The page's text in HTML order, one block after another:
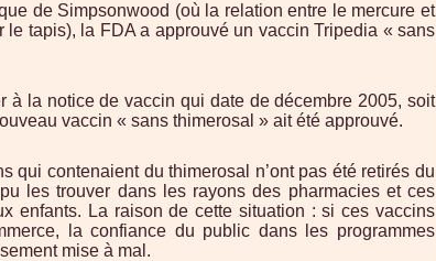
de Simpsonwood (où la relation entre le mercure et
le tapis), la FDA a approuvé un vaccin Tripedia « sans
à la notice de vaccin qui date de décembre 2005, soit
vaccin « sans thimerosal » ait été approuvé.
qui contenaient du thimerosal n’ont pas été retirés du
les trouver dans les rayons des pharmacies et ces
enfants. La raison de cette situation : si ces vaccins
la confiance du public dans les programmes
mise à mal.